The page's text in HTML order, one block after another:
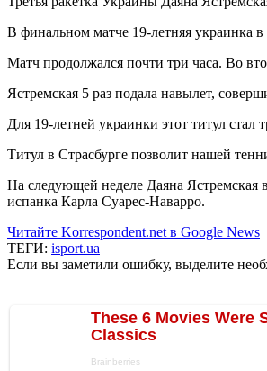
В финальном матче 19-летняя украинка
Матч продолжался почти три часа. Во
Ястремская 5 раз подала навылет,
Для 19-летней украинки этот титул
Титул в Страсбурге позволит нашей
На следующей неделе Даяна
испанка Карла Суарес-Наварро.
Читайте Korrespondent.net в Google News
ТЕГИ: isport.ua
Если вы заметили ошибку, выделите